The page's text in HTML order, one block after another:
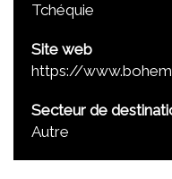
Tchéquie
Site web
https://
Secteur de
Autre